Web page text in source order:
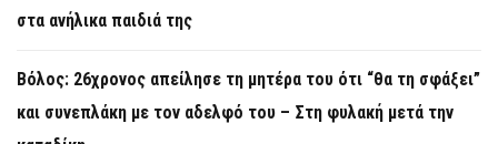
στα ανήλικα παιδιά της
Βόλος: 26χρονος απείλησε τη μητέρα του ότι “θα τη σφάξει”
και συνεπλάκη με τον αδελφό του – Στη φυλακή μετά την